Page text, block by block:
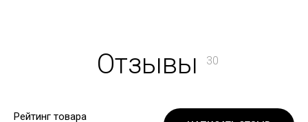
Отзывы 30
Рейтинг товара